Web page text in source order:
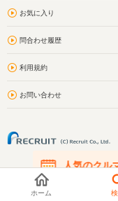
お気に入り
問合わせ履歴
利用規約
お問い合わせ
人気のクル
在庫が無くな
ホーム